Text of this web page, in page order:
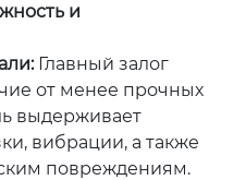
и
Главный залог
от менее прочных
выдерживает
вибрации, а также
повреждениям.